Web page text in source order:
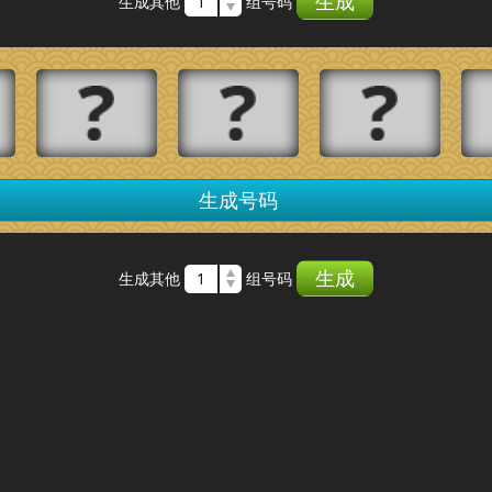
生成号码
生成其他 组号码 生成